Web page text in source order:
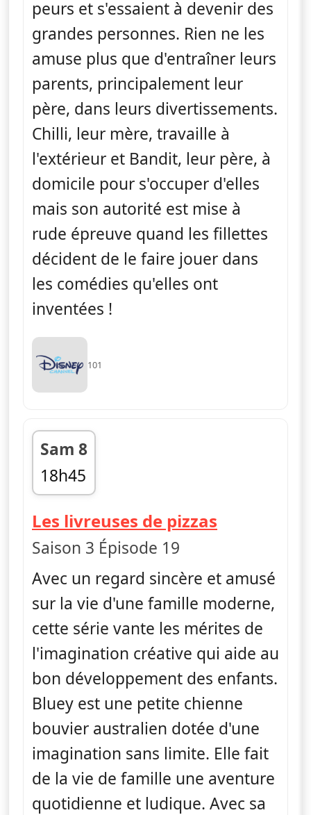
peurs et s'essaient à devenir des
grandes personnes. Rien ne les
amuse plus que d'entraîner leurs
parents, principalement leur
père, dans leurs divertissements.
Chilli, leur mère, travaille à
l'extérieur et Bandit, leur père, à
domicile pour s'occuper d'elles
mais son autorité est mise à
rude épreuve quand les fillettes
décident de le faire jouer dans
les comédies qu'elles ont
inventées !
101
Sam 8
18h45
fin 18h55
Les livreuses de pizzas
Saison 3 Épisode 19
Avec un regard sincère et amusé
sur la vie d'une famille moderne,
cette série vante les mérites de
l'imagination créative qui aide au
bon développement des enfants.
Bluey est une petite chienne
bouvier australien dotée d'une
imagination sans limite. Elle fait
de la vie de famille une aventure
quotidienne et ludique. Avec sa